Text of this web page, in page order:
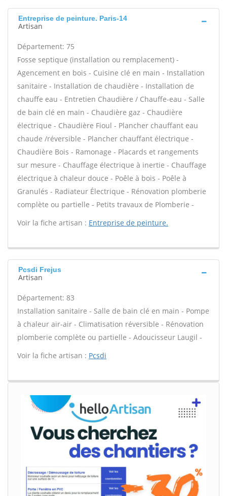
Entreprise de peinture. Paris-14
Artisan
Département: 75
Fosse septique (installation ou remplacement) -
Agencement en bois - Cuisine clé en main - Installation
sanitaire - Installation de chaudière - Installation de
chauffe eau - Entretien Chaudière / Chauffe-eau - Salle
de bain clé en main - Chaudière gaz - Chaudière
électrique - Chaudière Fioul - Plancher chauffant eau
chaude /réversible - Plancher chauffant électrique -
Chaudière Bois - Ramonage - Placards et rangements
sur mesure - Chauffage électrique à inertie - Chauffage
électrique à chaleur douce - Poêle à bois - Poêle à
Granulés - Radiateur Électrique - Rénovation plomberie
complète ou partielle - Petits travaux de Plomberie -
Voir la fiche artisan : Entreprise de peinture.
Pcsdi Frejus
Artisan
Département: 83
Installation sanitaire - Salle de bain clé en main - Pompe
à chaleur air-air - Climatisation réversible - Rénovation
plomberie complète ou partielle - Adoucisseur Laugil -
Voir la fiche artisan : Pcsdi